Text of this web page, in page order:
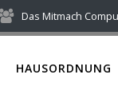
Das Mitmach
HAUSORDNUNG